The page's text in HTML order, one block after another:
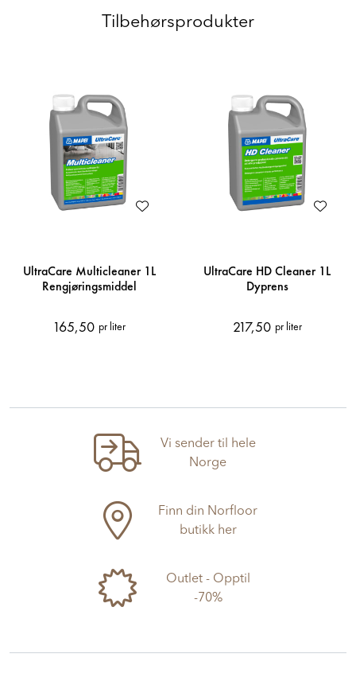
Tilbehørsprodukter
UltraCare Multicleaner 1L
Rengjøringsmiddel
165,50 pr liter
UltraCare HD Cleaner 1L
Dyprens
217,50 pr liter
Vi sender til hele
Norge
Finn din Norfloor
butikk her
Outlet - Opptil
-70%